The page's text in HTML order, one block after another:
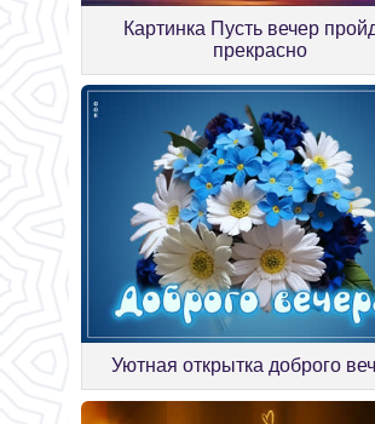
Картинка Пусть вечер
прекрасно
Уютная открытка доброго